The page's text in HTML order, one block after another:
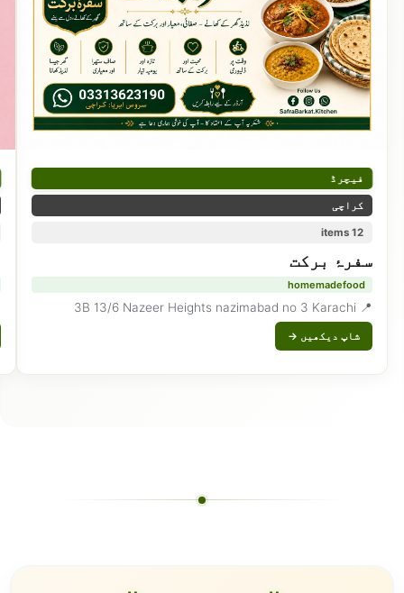
فیچرڈ
کراچی
12 items
سفرۂ برکت
homemadefood
📍 3B 13/6 Nazeer Heights nazimabad no 3 Karachi
شاپ دیکھیں →